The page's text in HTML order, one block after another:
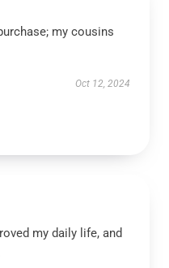
my cousins
Oct 12, 2024
my daily life, and